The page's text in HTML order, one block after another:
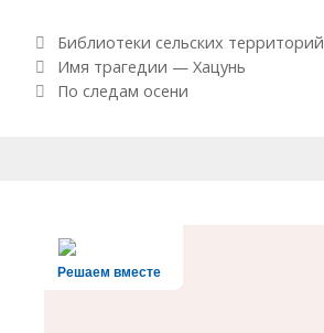
Рубрики
Библиотеки сельских территорий
Навигация по записям
Имя трагедии — Хацунь
По следам осени
Решаем вместе